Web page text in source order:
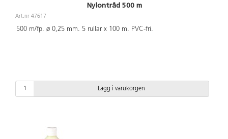
Nylontråd 500 m
Art.nr 47617
500 m/fp. ø 0,25 mm. 5 rullar x 100 m. PVC-fri.
Lägg i varukorgen